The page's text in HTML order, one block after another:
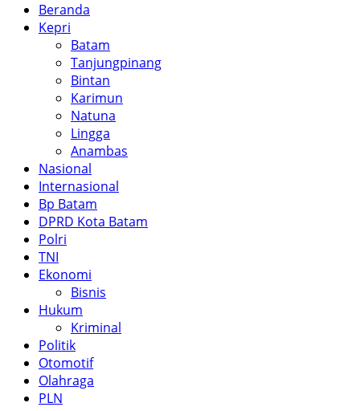
Beranda
Kepri
Batam
Tanjungpinang
Bintan
Karimun
Natuna
Lingga
Anambas
Nasional
Internasional
Bp Batam
DPRD Kota Batam
Polri
TNI
Ekonomi
Bisnis
Hukum
Kriminal
Politik
Otomotif
Olahraga
PLN